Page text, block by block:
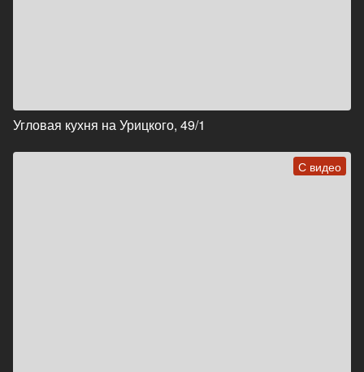
Угловая кухня на Урицкого, 49/1
С видео